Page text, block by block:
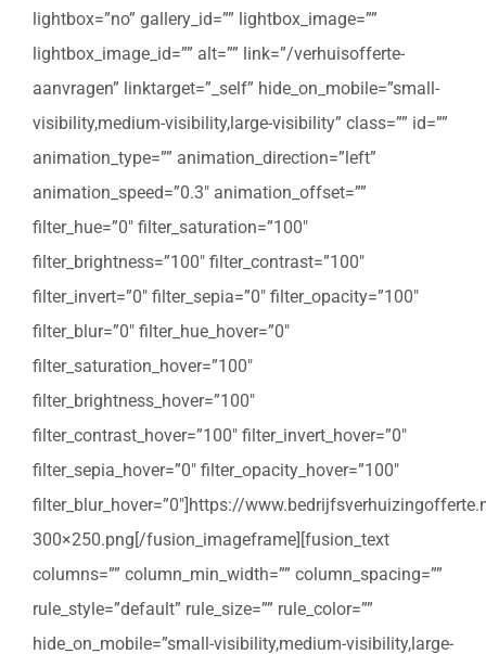
lightbox=”no” gallery_id=”” lightbox_image=””
lightbox_image_id=”” alt=”” link=”/verhuisofferte-
aanvragen” linktarget=”_self” hide_on_mobile=”small-
visibility,medium-visibility,large-visibility” class=”” id=””
animation_type=”” animation_direction=”left”
animation_speed=”0.3″ animation_offset=””
filter_hue=”0″ filter_saturation=”100″
filter_brightness=”100″ filter_contrast=”100″
filter_invert=”0″ filter_sepia=”0″ filter_opacity=”100″
filter_blur=”0″ filter_hue_hover=”0″
filter_saturation_hover=”100″
filter_brightness_hover=”100″
filter_contrast_hover=”100″ filter_invert_hover=”0″
filter_sepia_hover=”0″ filter_opacity_hover=”100″
filter_blur_hover=”0″]https://
300×250.png[/fusion_imageframe][fusion_text
columns=”” column_min_width=”” column_spacing=””
rule_style=”default” rule_size=”” rule_color=””
hide_on_mobile=”small-visibility,medium-visibility,large-